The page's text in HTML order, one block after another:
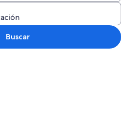
Buscar